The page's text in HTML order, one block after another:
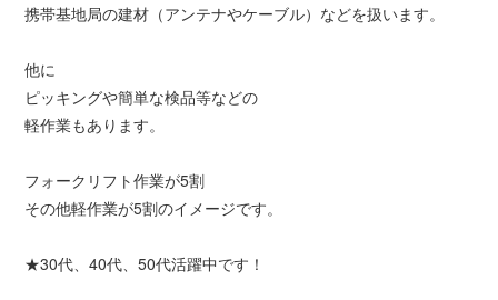
携帯基地局の建材（アンテナやケーブル）などを扱います。
他に
ピッキングや簡単な検品等などの
軽作業もあります。
フォークリフト作業が5割
その他軽作業が5割のイメージです。
★30代、40代、50代活躍中です！